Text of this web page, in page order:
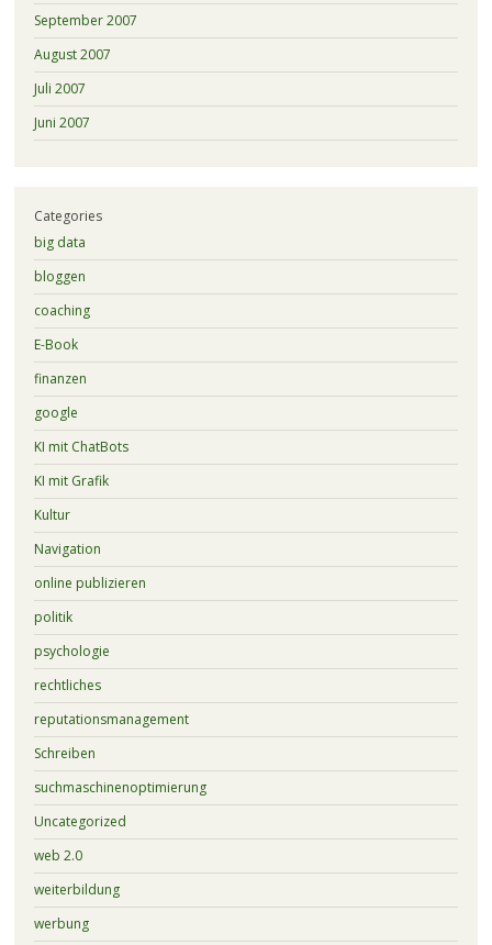
September 2007
August 2007
Juli 2007
Juni 2007
Categories
big data
bloggen
coaching
E-Book
finanzen
google
KI mit ChatBots
KI mit Grafik
Kultur
Navigation
online publizieren
politik
psychologie
rechtliches
reputationsmanagement
Schreiben
suchmaschinenoptimierung
Uncategorized
web 2.0
weiterbildung
werbung